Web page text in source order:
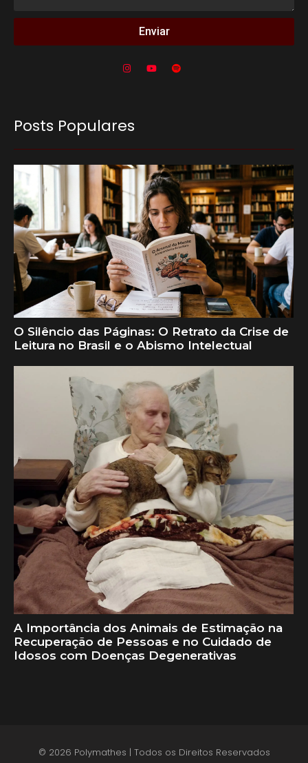
Enviar
Posts Populares
O Silêncio das Páginas: O Retrato da Crise de
Leitura no Brasil e o Abismo Intelectual
A Importância dos Animais de Estimação na
Recuperação de Pessoas e no Cuidado de
Idosos com Doenças Degenerativas
© 2026 Polymathes | Todos os Direitos Reservados